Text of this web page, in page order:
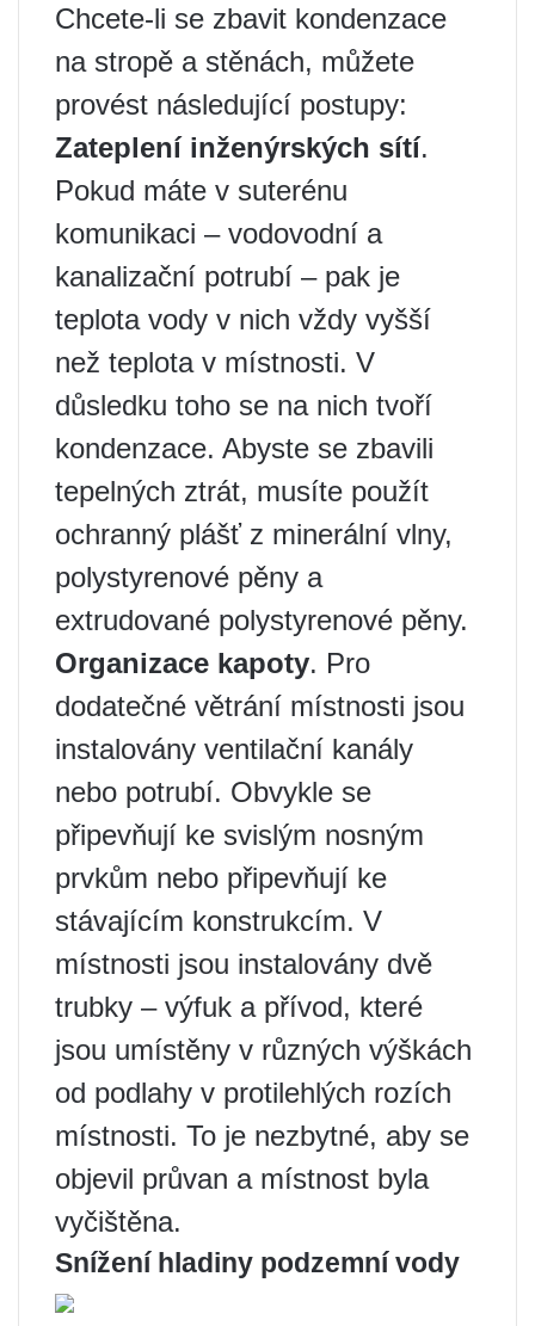
Chcete-li se zbavit kondenzace
na stropě a stěnách, můžete
provést následující postupy:
Zateplení inženýrských sítí.
Pokud máte v suterénu
komunikaci – vodovodní a
kanalizační potrubí – pak je
teplota vody v nich vždy vyšší
než teplota v místnosti. V
důsledku toho se na nich tvoří
kondenzace. Abyste se zbavili
tepelných ztrát, musíte použít
ochranný plášť z minerální vlny,
polystyrenové pěny a
extrudované polystyrenové pěny.
Organizace kapoty. Pro
dodatečné větrání místnosti jsou
instalovány ventilační kanály
nebo potrubí. Obvykle se
připevňují ke svislým nosným
prvkům nebo připevňují ke
stávajícím konstrukcím. V
místnosti jsou instalovány dvě
trubky – výfuk a přívod, které
jsou umístěny v různých výškách
od podlahy v protilehlých rozích
místnosti. To je nezbytné, aby se
objevil průvan a místnost byla
vyčištěna.
Snížení hladiny podzemní vody